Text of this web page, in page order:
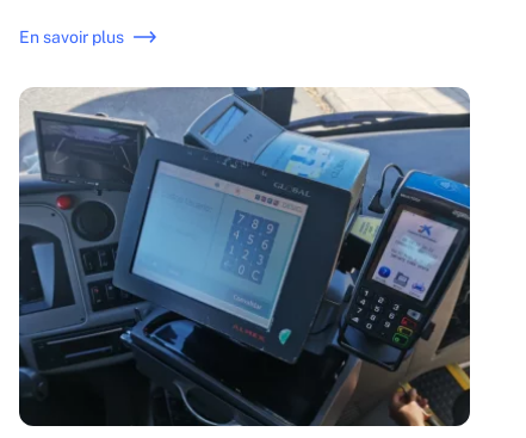
d'achat du client. Ses excellentes finitions
fonctionnalité parfaite.
En savoir plus